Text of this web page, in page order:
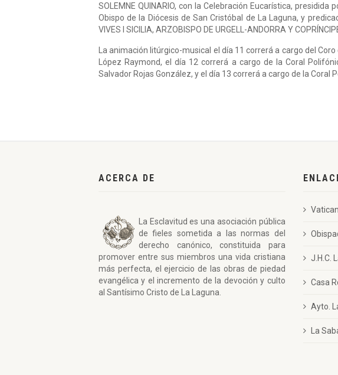
SOLEMNE QUINARIO, con la Celebración Eucarística,
Obispo de la Diócesis de San Cristóbal de La Laguna, y
VIVES I SICILIA, ARZOBISPO DE URGELL-ANDORRA Y
La animación litúrgico-musical el día 11 correrá a cargo del
López Raymond, el día 12 correrá a cargo de la Coral
Salvador Rojas González, y el día 13 correrá a cargo de la Coral
ACERCA DE
La Esclavitud es una asociación pública
de fieles sometida a las normas del
derecho canónico, constituida para
promover entre sus miembros una vida cristiana
más perfecta, el ejercicio de las obras de piedad
evangélica y el incremento de la devoción y culto
al Santísimo Cristo de La Laguna.
J.H.C.
Casa
Ayto.
La